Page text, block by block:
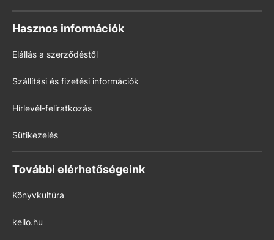
Hasznos információk
Elállás a szerződéstől
Szállítási és fizetési információk
Hírlevél-feliratkozás
Sütikezelés
További elérhetőségeink
Könyvkultúra
kello.hu